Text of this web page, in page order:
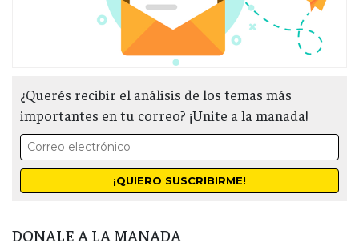
¿Querés recibir el análisis de los temas más
importantes en tu correo? ¡Unite a la manada!
DONALE A LA MANADA